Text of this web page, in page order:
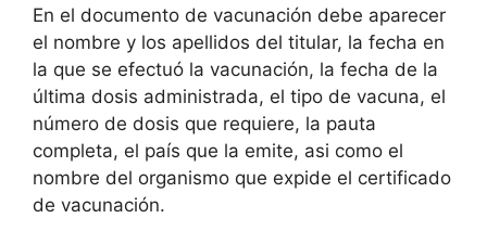
En el documento de vacunación debe aparecer
el nombre y los apellidos del titular, la fecha en
la que se efectuó la vacunación, la fecha de la
última dosis administrada, el tipo de vacuna, el
número de dosis que requiere, la pauta
completa, el país que la emite, asi como el
nombre del organismo que expide el certificado
de vacunación.